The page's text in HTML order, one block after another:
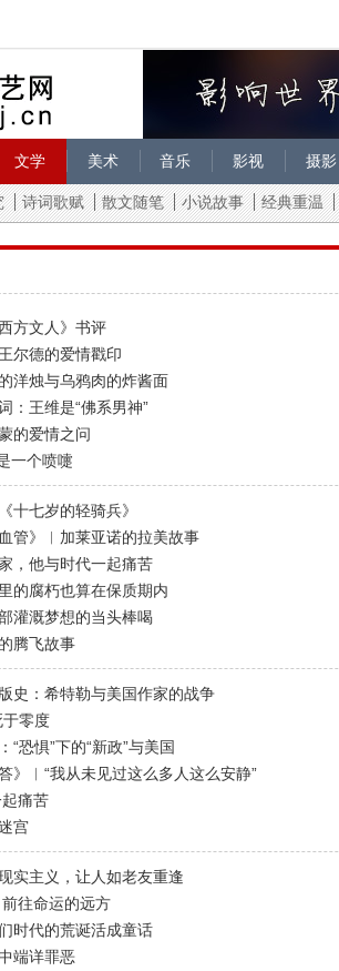
文学 美术 音乐 影视 摄影
诗词歌赋 散文随笔 小说故事 经典重温
方文人》书评
尔德的爱情戳印
洋烛与乌鸦肉的炸酱面
：王维是“佛系男神”
的爱情之问
一个喷嚏
十七岁的轻骑兵》
管》︱加莱亚诺的拉美故事
，他与时代一起痛苦
的腐朽也算在保质期内
灌溉梦想的当头棒喝
腾飞故事
史：希特勒与美国作家的战争
于零度
“恐惧”下的“新政”与美国
》︱“我从未见过这么多人这么安静”
痛苦
宫
实主义，让人如老友重逢
往命运的远方
时代的荒诞活成童话
端详罪恶